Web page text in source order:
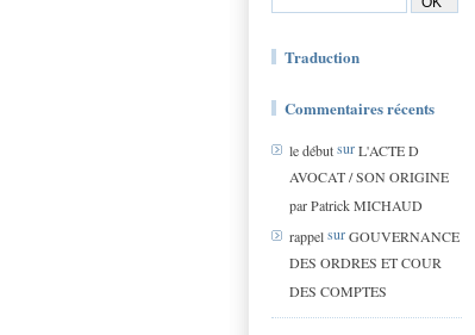
Traduction
Commentaires récents
le débutsurL'ACTE D
AVOCAT / SON ORIGINE
par Patrick MICHAUD
rappelsurGOUVERNANCE
DES ORDRES ET COUR
DES COMPTES